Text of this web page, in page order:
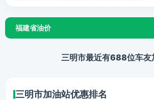
福建省油价
三明市最近有688位车友
三明市加油站优惠排名